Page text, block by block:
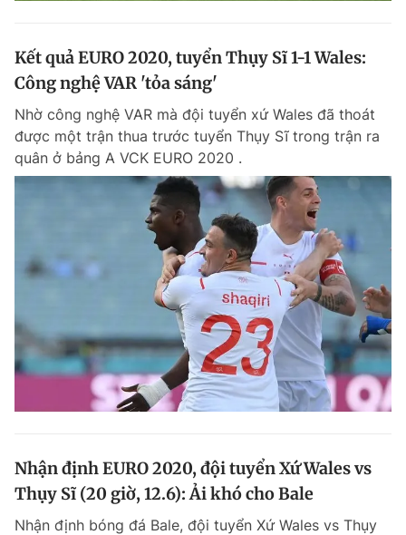
Kết quả EURO 2020, tuyển Thụy Sĩ 1-1 Wales:
Công nghệ VAR 'tỏa sáng'
Nhờ công nghệ VAR mà đội tuyển xứ Wales đã thoát
được một trận thua trước tuyển Thụy Sĩ trong trận ra
quân ở bảng A VCK EURO 2020 .
Nhận định EURO 2020, đội tuyển Xứ Wales vs
Thụy Sĩ (20 giờ, 12.6): Ải khó cho Bale
Nhận định bóng đá Bale, đội tuyển Xứ Wales vs Thụy